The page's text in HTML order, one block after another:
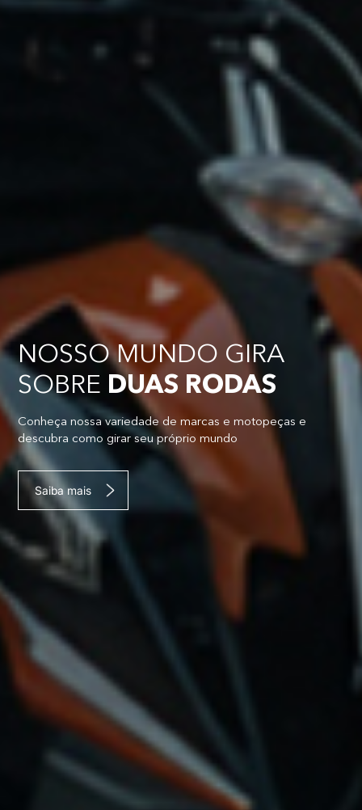
NOSSO MUNDO GIRA
SOBRE DUAS RODAS
Conheça nossa variedade de marcas e motopeças e
descubra como girar seu próprio mundo
Saiba mais